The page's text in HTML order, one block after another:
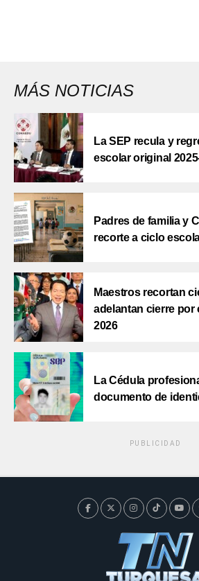
MÁS NOTICIAS
La SEP recula y
escolar original
Padres de familia y
recorte a ciclo
Maestros recortan
adelantan cierre por
2026
La Cédula
documento de
PUBLICIDAD